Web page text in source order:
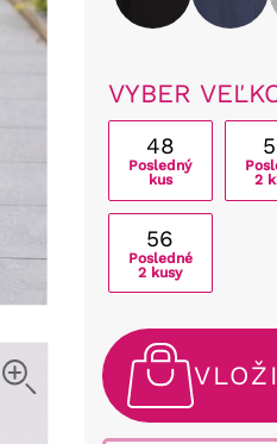
VYBER
48
Posledný
kus
2
56
Posledné
2 kusy